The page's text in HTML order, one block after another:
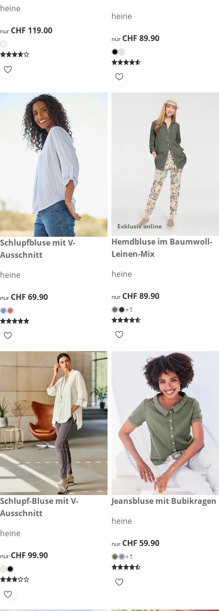
heine
CHF 119.00
nur CHF 119.00
heine
CHF 89.90
nur CHF 89.90
CHF 69.90
Schlupfbluse mit V-
Ausschnitt
heine
CHF 69.90
nur CHF 69.90
Exklusiv online
CHF 89.90
Hemdbluse im Baumwoll-
Leinen-Mix
heine
CHF 89.90
nur CHF 89.90
+1
CHF 99.90
Schlupf-Bluse mit V-
Ausschnitt
heine
CHF 99.90
nur CHF 99.90
CHF 59.90
Jeansbluse mit Bubikragen
heine
CHF 59.90
nur CHF 59.90
+1